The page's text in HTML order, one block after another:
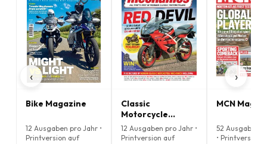
‹
Bike Magazine
12 Ausgaben pro Jahr •
Printversion auf
Classic
Motorcycle
Mechanics
Magazine
12 Ausgaben pro Jahr •
Printversion auf
MCN
52 Ausgaben
• Printversion
›